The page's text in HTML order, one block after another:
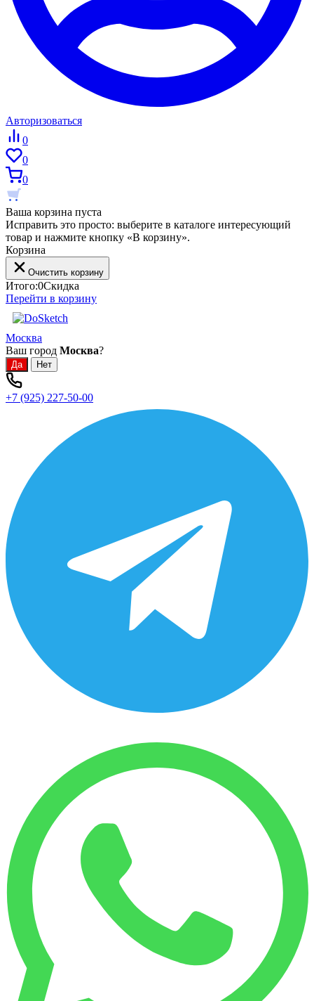
Авторизоваться
0
0
0
Ваша корзина пуста
Исправить это просто: выберите в каталоге интересующий
товар и нажмите кнопку «В корзину».
Корзина
Очистить корзину
Итого:0Скидка
Перейти в корзину
Москва
Ваш город Москва?
+7 (925) 227-50-00